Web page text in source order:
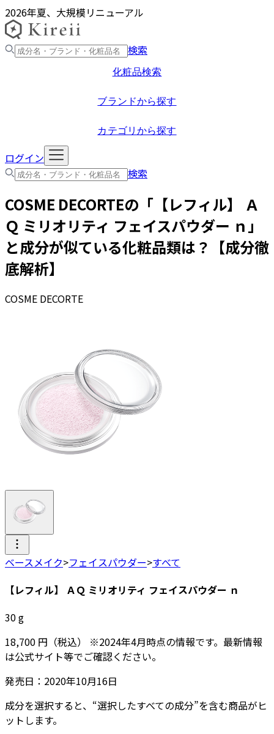
2026年夏、大規模リニューアル
検索
化粧品検索
ブランドから探す
カテゴリから探す
ログイン
検索
COSME DECORTEの「 【レフィル】 Ａ
Ｑ ミリオリティ フェイスパウダー ｎ 」
と成分が似ている化粧品類は？【成分徹
底解析】
COSME DECORTE
ベースメイク>フェイスパウダー>すべて
【レフィル】 ＡＱ ミリオリティ フェイスパウダー ｎ
30g
18,700 円 （税込） ※2024年4月時点の情報です。最新情報
は公式サイト等でご確認ください。
発売日： 2020年10月16日
成分を選択すると、“選択したすべての成分”を含む商品がヒ
ットします。